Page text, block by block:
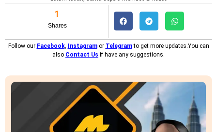
Shares
1
Follow our Facebook, Instagramor Telegramto get more updates.You can
also Contact Us if have any suggestions.